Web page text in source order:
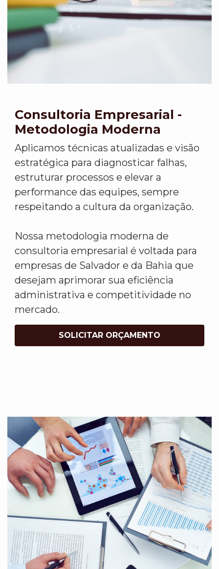
Consultoria Empresarial -
Metodologia Moderna
Aplicamos técnicas atualizadas e visão
estratégica para diagnosticar falhas,
estruturar processos e elevar a
performance das equipes, sempre
respeitando a cultura da organização.
Nossa metodologia moderna de
consultoria empresarial é voltada para
empresas de Salvador e da Bahia que
desejam aprimorar sua eficiência
administrativa e competitividade no
mercado.
SOLICITAR ORÇAMENTO